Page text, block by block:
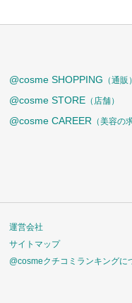
@cosme SHOPPING （通販）
@cosme STORE （店舗）
@cosme CAREER （美容の
運営会社
サイトマップ
@cosmeクチコミランキングに